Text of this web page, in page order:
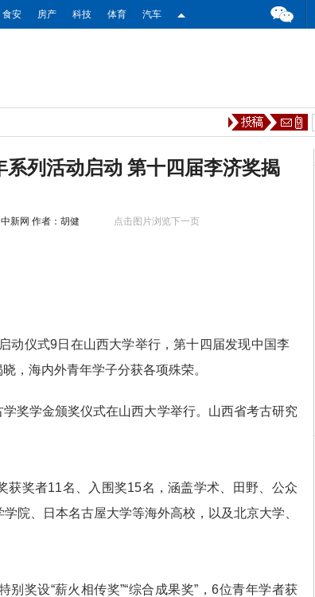
食安 房产 科技 体育 汽车
系列活动启动 第十四届李济奖揭
新网 作者：胡健 点击图片浏览下一页
动仪式9日在山西大学举行，第十四届发现中国李
，海内外青年学子分获各项殊荣。
奖学金颁奖仪式在山西大学举行。山西省考古研究
奖者11名、入围奖15名，涵盖学术、田野、公众
院、日本名古屋大学等海外高校，以及北京大学、
奖设“薪火相传奖”“综合成果奖”，6位青年学者获